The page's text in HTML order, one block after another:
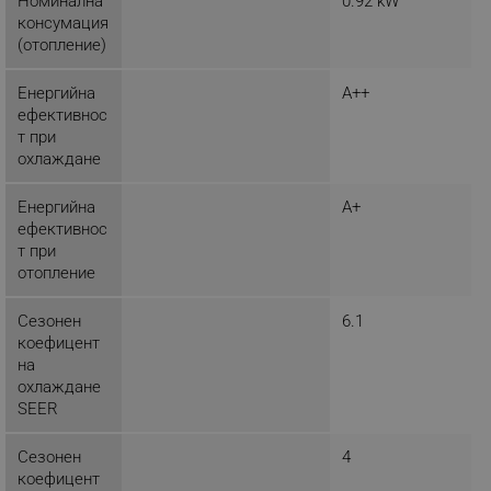
консумация
(отопление)
Енергийна
ефективнос
т при
охлаждане
A++
Енергийна
ефективнос
т при
отопление
A+
Сезонен
коефицент
на
охлаждане
SEER
6.1
Сезонен
коефицент
4